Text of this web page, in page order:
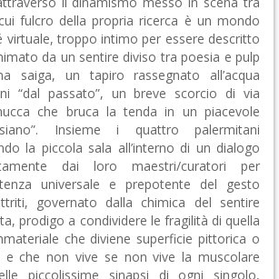
fulcro della propria ricerca è un mondo
virtuale, troppo intimo per essere descritto
da un sentire diviso tra poesia e pulp
saiga, un tapiro rassegnato all’acqua
“dal passato”, un breve scorcio di via
che bruca la tenda in un piacevole
Insieme i quattro palermitani
la piccola sala all’interno di un dialogo
dai loro maestri/curatori per
universale e prepotente del gesto
governato dalla chimica del sentire
prodigo a condividere le fragilità di quella
che diviene superficie pittorica o
e che non vive se non vive la muscolare
piccolissime sinapsi di ogni singolo,